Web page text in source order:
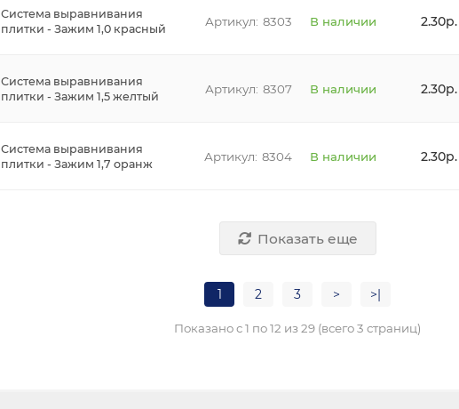
Система выравнивания
плитки - Зажим 1,0 красный
8303 В наличии 2.30р.
Система выравнивания
плитки - Зажим 1,5 желтый
8307 В наличии 2.30р.
Система выравнивания
плитки - Зажим 1,7 оранж
8304 В наличии 2.30р.
Показать еще
1 2 3 > >|
Показано с 1 по 12 из 29 (всего 3 страниц)